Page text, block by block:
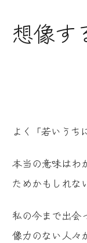
想像す
よく「若いうち
本当の意味はわ
ためかもしれな
私の今まで出会
像力のない人々